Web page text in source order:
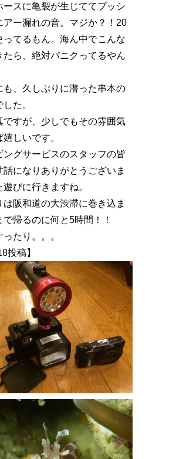
ースに亀裂が生じててプッシ
アー漏れの音。マジか？！20
ってるもん。海ん中でこんな
たら、絶対パニクってるやん
も、久しぶりに潜った串本の
た。
ですが、少しでもその雰囲気
しいです。
ングサービスのスタッフの皆
話になりありがとうございま
遊びに行きますね。
は阪和道の大渋滞に巻き込ま
帰るのに何と5時間！！
たり。。。
投稿】